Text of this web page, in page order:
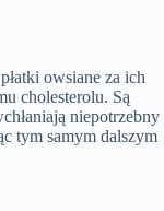
owsiane za ich
cholesterolu. Są
niepotrzebny
tym samym dalszym